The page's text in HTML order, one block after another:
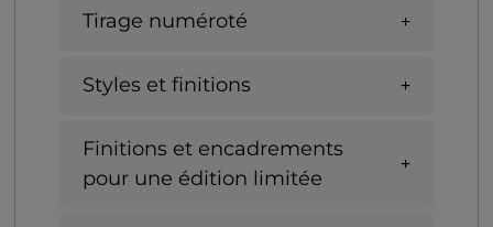
Tirage numéroté
Styles et finitions
Finitions et encadrements
pour une édition limitée